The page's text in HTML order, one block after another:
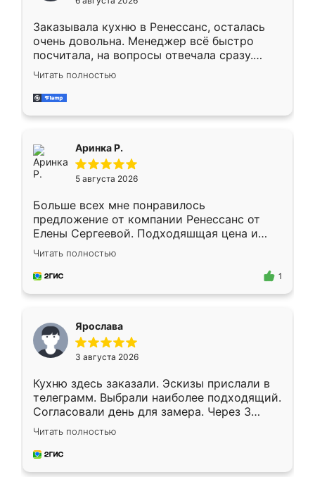
мебели буду заказывать только здесь.
Заказывала кухню в Ренессанс, осталась
очень довольна. Менеджер всё быстро
посчитала, на вопросы отвечала сразу.
Замерщик приехал в субботу, подошёл к
делу со всей ответственностью. Собрали
за день, ребята работали аккуратно, даже
Читать полностью
Аринка Р.
5 августа 2026
Больше всех мне понравилось
предложение от компании Ренессанс от
Елены Сергеевой. Подходяшщая цена и
короткие сроки изготовления. Приехавший
для замера сотрудник Владислав
предложил по моему эскизу самый
Читать полностью
1
Ярослава
3 августа 2026
Кухню здесь заказали. Эскизы прислали в
телеграмм. Выбрали наиболее подходящий.
Согласовали день для замера. Через 3
недели кухня была уже готова. Остались
довольны работой. Спасибо Ренессанс
мебель за качественную работу!
Читать полностью